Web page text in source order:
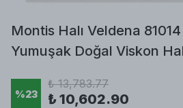
Montis Halı Veldena
Yumuşak Doğal Viskon
%23
₺ 13,783.77
₺ 10,602.90